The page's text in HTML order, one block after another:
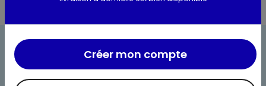
Créer mon compte